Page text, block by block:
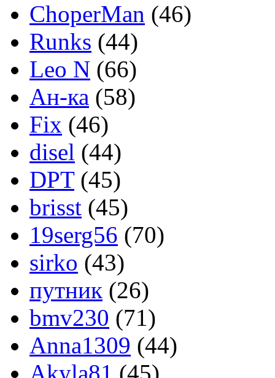
ChoperMan (46)
Runks (44)
Leo N (66)
Ан-ка (58)
Fix (46)
disel (44)
DPT(45)
brisst (45)
19serg56 (70)
sirko (43)
путник (26)
bmv230 (71)
Anna1309 (44)